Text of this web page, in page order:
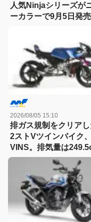
人気Ninjaシリーズが
ーカラーで9月5日発売
2026/08/05 15:10
排ガス規制をクリアし
2ストVツインバイク、
VINS。排気量は
83HPを絞り出す。そ
ンジンの技術とは